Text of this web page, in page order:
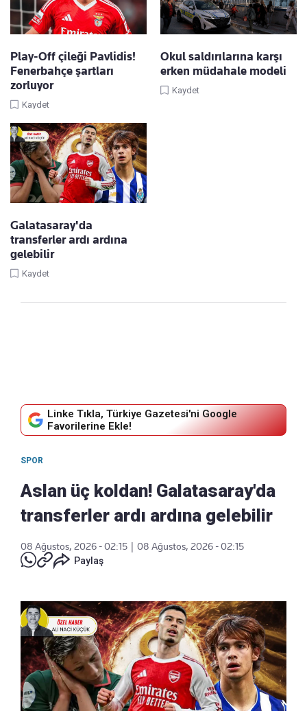
Play-Off çileği Pavlidis!
Fenerbahçe şartları
zorluyor
Kaydet
Okul saldırılarına karşı
erken müdahale modeli
Kaydet
Galatasaray'da
transferler ardı ardına
gelebilir
Kaydet
Linke Tıkla, Türkiye Gazetesi'ni Google
Favorilerine Ekle!
SPOR
Aslan üç koldan! Galatasaray'da
transferler ardı ardına gelebilir
08 Ağustos, 2026 - 02:15
08 Ağustos, 2026 - 02:15
Paylaş